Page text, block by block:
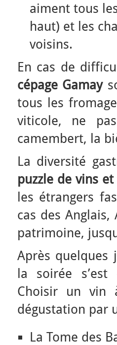
aiment tous
haut) et les
voisins.
En cas de
cépage Gamay
tous les
viticole, ne
camembert, la
La diversité
puzzle de vins
les étrangers
cas des
patrimoine,
Après quelques
la soirée
Choisir un vin
dégustation par
La Tome des